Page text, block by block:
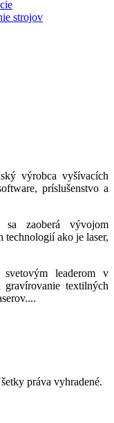
strojov
výrobca vyšívacích
príslušenstvo a
sa zaoberá vývojom
technologií ako je laser,
leaderom v
gravírovanie textilných
práva vyhradené.